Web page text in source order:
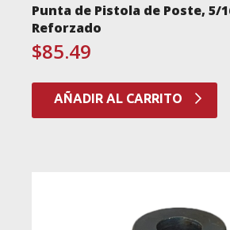
Punta de Pistola de Poste, 5/
Reforzado
$85.49
AÑADIR AL CARRITO